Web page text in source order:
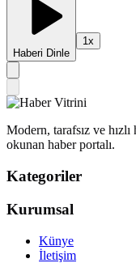
Haberi Dinle
1x
Modern, tarafsız ve
okunan haber portalı.
Kategoriler
Kurumsal
Künye
İletişim